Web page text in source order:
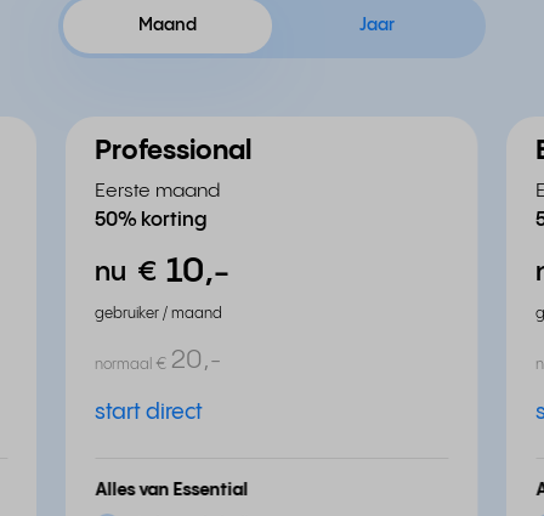
Maand Jaar
Professional
Eerste maand
50% korting
nu € 10,-
gebruiker / maand
normaal € 20,-
start direct
Alles van Essential